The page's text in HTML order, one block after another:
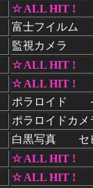
☆ ALL HIT !
富士フイルム
監視カメラ
☆ ALL HIT !
☆ ALL HIT !
ポラロイド
ポラロイドカメ
白黒写真 セ
☆ ALL HIT !
☆ ALL HIT !